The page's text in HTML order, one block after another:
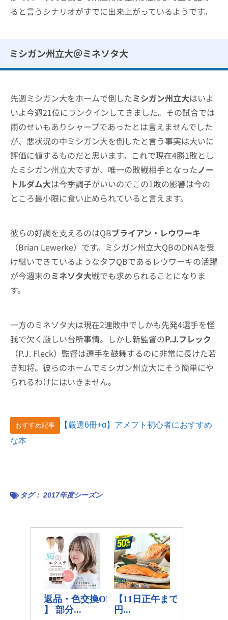
ると言うシナリオがすでに出来上がっているようです。
ミシガン州立大＠ミネソタ大
先週ミシガン大をホームで倒したミシガン州立大はいよ
いよ今週21位にランクインしてきました。その試合では
雨のせいもありシャープであったとは言えませんでした
が、悪状況の中ミシガン大を倒したと言う事実は大いに
評価に値するものだと思います。これで現在4勝1敗とし
たミシガン州立大ですが、唯一の敗戦相手となったノー
トルダム大は今季調子がいいのでこの1敗の影響は今の
ところ最小限に食い止められていると言えます。
彼らの好調を支えるのはQBブライアン・レウワーキ
（Brian Lewerke）です。ミシガン州立大QBのDNAを受
け継いできているようなタフQBであるレウワーキの活躍
が今週末のミネソタ大戦でも求められることになりま
す。
一方のミネソタ大は現在2連敗中でしかも先発4選手を怪
我で欠く厳しい台所事情。しかし新監督のP.J.フレック
（P.J. Fleck）監督は選手を鼓舞するのに非常に長けた若
き知将。彼らのホームでミシガン州立大にそう簡単にや
られるわけにはいきません。
おすすめ記事
【厳選6冊+α】アメフト初心者におすすめ
な本
タグ： 2017年度シーズン